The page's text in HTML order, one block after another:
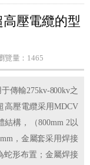
壓電纜的型
覽量：1465
傳輸275kv-800kv之
高壓電纜采用MDCV
構，（800mm 2以
，金屬套采用焊接
蛇形布置；金屬焊接